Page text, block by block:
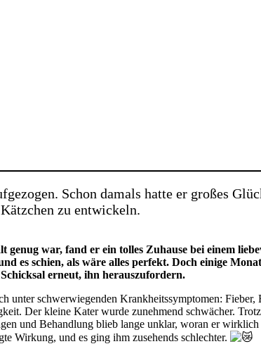
Schon damals hatte er großes
zu entwickeln.
genug war, fand er ein tolles Zuhause bei einem
es schien, als wäre alles perfekt. Doch einige
erneut, ihn herauszufordern.
unter schwerwiegenden Krankheitssymptomen: Fieber,
Der kleine Kater wurde zunehmend schwächer.
und Behandlung blieb lange unklar, woran er
Wirkung, und es ging ihm zusehends schlechter.